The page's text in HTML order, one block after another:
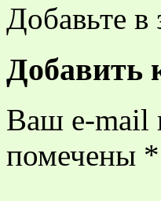
Добавьте в
Добавить
Ваш e-mail
помечены *